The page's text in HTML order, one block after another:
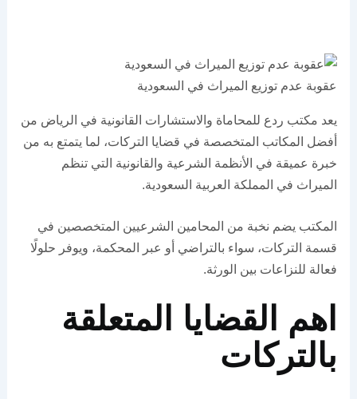
عقوبة عدم توزيع الميراث في السعودية
يعد مكتب ردع للمحاماة والاستشارات القانونية في الرياض من
أفضل المكاتب المتخصصة في قضايا التركات، لما يتمتع به من
خبرة عميقة في الأنظمة الشرعية والقانونية التي تنظم
الميراث في المملكة العربية السعودية.
المكتب يضم نخبة من المحامين الشرعيين المتخصصين في
قسمة التركات، سواء بالتراضي أو عبر المحكمة، ويوفر حلولًا
فعالة للنزاعات بين الورثة.
اهم القضايا المتعلقة
بالتركات